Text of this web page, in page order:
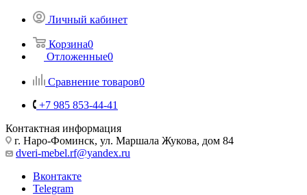
Личный кабинет
Корзина0
Отложенные0
Сравнение товаров0
+7 985 853-44-41
Контактная информация
г. Наро-Фоминск, ул. Маршала Жукова, дом 84
dveri-mebel.rf@yandex.ru
Вконтакте
Telegram